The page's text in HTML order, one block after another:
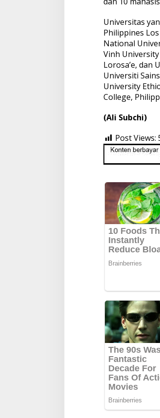
Universitas
Philippines
National
Vinh
Lorosa’e, dan
Universiti
University
College,
(Ali Subchi)
Post Views: